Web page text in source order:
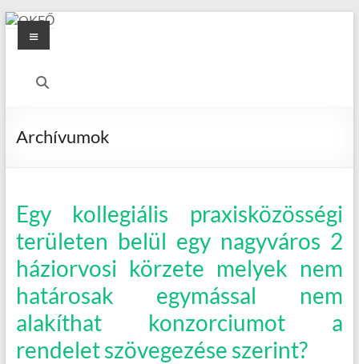
Skip
content
OKFŐ
Menu
Archívumok
Egy kollegiális praxisközösségi
területen belül egy nagyváros 2
háziorvosi körzete melyek nem
határosak egymással nem
alakíthat konzorciumot a
rendelet szövegezése szerint?